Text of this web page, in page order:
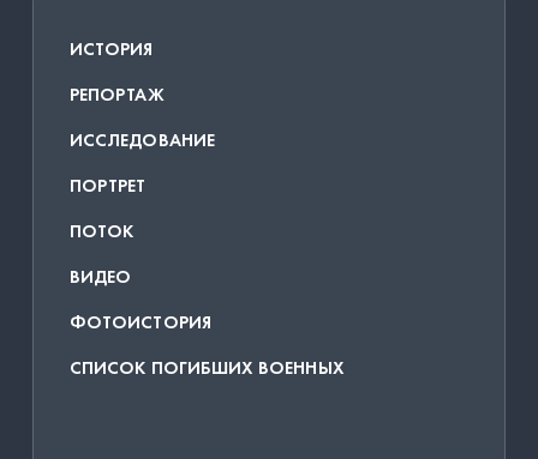
ИСТОРИЯ
РЕПОРТАЖ
ИССЛЕДОВАНИЕ
ПОРТРЕТ
ПОТОК
ВИДЕО
ФОТОИСТОРИЯ
СПИСОК ПОГИБШИХ ВОЕННЫХ